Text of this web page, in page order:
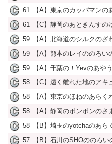
61
【A】東京のカッパマンの
61
【C】静岡のあときんすの
59
【A】北海道のシルクのざ
59
【A】熊本のレイののろい
59
【A】千葉の！Yevのあや
58
【C】遠く離れた地のアキ
58
【A】東京のほねのあらく
58
【A】静岡のボンボンのさ
58
【B】埼玉のyotchaのあら
57
【B】石川のSHOののろい